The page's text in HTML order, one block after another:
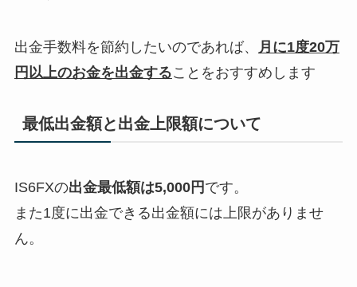
出金手数料を節約したいのであれば、
月に1度20万
円以上のお金を出金することをおすすめします
最低出金額と出金上限額について
IS6FXの出金最低額は5,000円 です。
また1度に出金できる出金額には上限がありませ
ん。